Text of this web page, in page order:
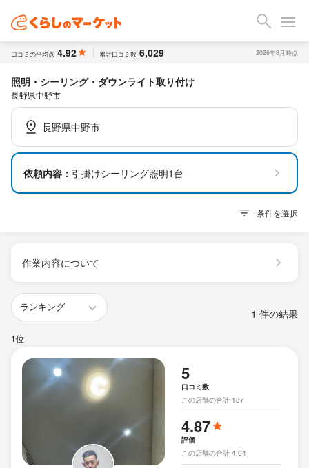
口コミの平均点 4.92 累計口コミ数 6,029 2026年8月時点
照明・シーリング・ダウンライト取り付け
長野県中野市
長野県中野市
依頼内容： 引掛けシーリング照明1台
条件を選択
作業内容について
1 件の結果
1位
5
口コミ数
この店舗の合計 187
4.87
評価
この店舗の合計 4.94